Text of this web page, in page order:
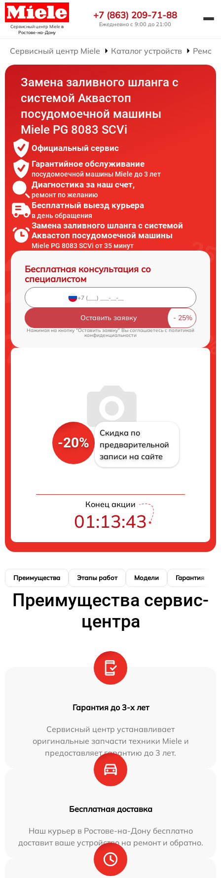
Сервисный центр Mieleв
Ростове-на-Дону
+7 (863) 209-71-88
Ежедневно с 9:00 до 21:00
Сервисный центр Miele Каталог устройств
Замена заливного шланга с
системой Аквастоп
посудомоечной машины
Miele PG 8083 SCVi
Официальный сервис
Гарантийное обслуживание
посудомоечной машины Miele до 3 лет
Диагностика за наш счет,
ремонт по желанию
Бесплатный выезд курьера
в день обращения
Замена заливного шланга с системой
Аквастоп посудомоечной машины
Miele PG 8083 SCVi от 35 минут
Бесплатная консультация со
специалистом
Оставить заявку
Нажимая на кнопку "Оставить заявку" Вы соглашаетесь cполитикой
конфиденциальности
-20%
Скидка по
предварительной
записи на сайте
Конец акции
01:13:42
Преимущества Этапы работ Модели Гарантия
Преимущества сервис-
центра
Гарантия до 3-х лет
Сервисный центр устанавливает
оригинальные запчасти техники Miele и
предоставляет гарантию до 3 лет.
Бесплатная доставка
Наш курьер в Ростове-на-Дону бесплатно
доставит ваше устройство на ремонт и обратно.